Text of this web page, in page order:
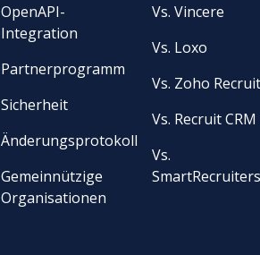
OpenAPI-
Integration
Partnerprogramm
Sicherheit
Änderungsprotokoll
Gemeinnützige
Organisationen
Vs. Vincere
Vs. Loxo
Vs. Zoho
Vs. Recruit CRM
Vs.